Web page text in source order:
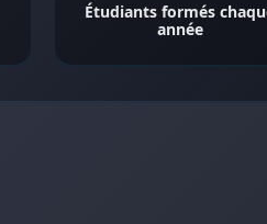
Étudiants formés
année